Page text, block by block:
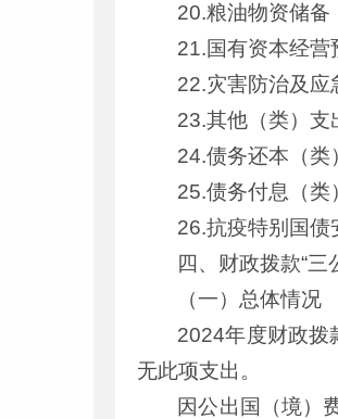
20.粮油物资储
21.国有资本经
22.灾害防治及
23.其他（类）
24.债务还本（
25.债务付息（
26.抗疫特别国
四、财政拨款“
（一）总体情况
2024年度财政拨
无此项支出。
因公出国（境）